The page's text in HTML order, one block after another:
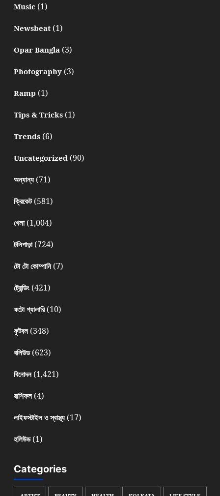
Music(1)
Newsbeat(1)
Opar Bangla(3)
Photography(3)
Ramp (1)
Tips & Tricks(1)
Trends(6)
Uncategorized(90)
অন্যান্য(71)
ক্রিকেট(581)
খেলা(1,004)
টলিপাড়া(724)
টো টো কোম্পানি(7)
ট্রেন্ডিং(421)
ফটো গ্যালারি(10)
ফুটবল(348)
বলিউড(623)
বিনোদন(1,421)
রাশিফল(4)
লাইফস্টাইল ও স্বাস্থ্য(17)
হলিউড(1)
Categories